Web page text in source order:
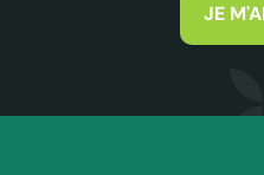
JE